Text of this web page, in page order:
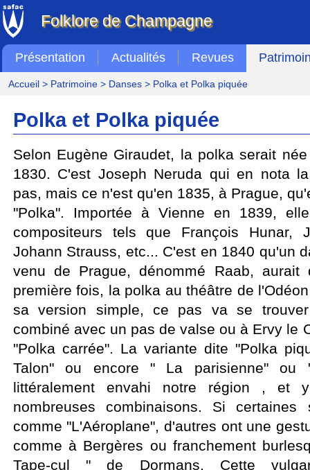
Folklore de Champagne
Présentation Actualités Revues
Accueil> Patrimoine> Danses> Polka et Polka piquée
Polka et Polka piquée
Selon Eugène Giraudet, la polka serait
1830. C'est Joseph Neruda qui en nota
pas, mais ce n'est qu'en 1835, à Prague,
"Polka". Importée à Vienne en 1839,
compositeurs tels que François Hunar,
Johann Strauss, etc... C'est en 1840 qu'un
venu de Prague, dénommé Raab, aurait
première fois, la polka au théâtre de
sa version simple, ce pas va se
combiné avec un pas de valse ou à Ervy le
"Polka carrée". La variante dite "Polka
Talon" ou encore " La parisienne" ou
littéralement envahi notre région , et
nombreuses combinaisons. Si certaines
comme "L'Aéroplane", d'autres ont une
comme à Bergères ou franchement
Tape-cul " de Dormans. Cette